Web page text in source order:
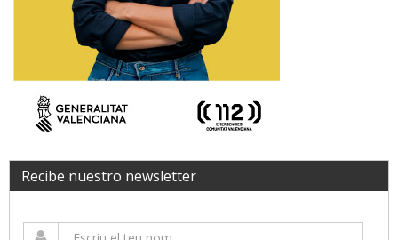
Recibe nuestro newsletter